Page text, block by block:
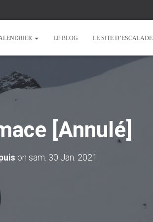
LE BLOG LE SITE D’ESCALADE
[Annulé]
on sam. 30 Jan. 2021